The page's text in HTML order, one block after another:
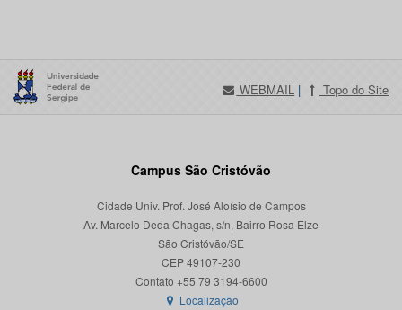
WEBMAIL | Topo do Site
Campus São Cristóvão
Cidade Univ. Prof. José Aloísio de Campos
Av. Marcelo Deda Chagas, s/n, Bairro Rosa Elze
São Cristóvão/SE
CEP 49107-230
Localização